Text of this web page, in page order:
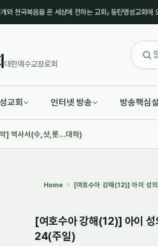
개와 천국복음을 온 세상에 전하는 교회」 동탄명성교회에
대한예수교장로회
교회 인터넷 방송 방송핵심
] 역사서(수,삿,룻...대하)
Home [여호수아 강해(12)] 아이 성
[여호수아 강해(12)] 아이
24(주일)
스케치북5
스케치북5
스케치북5
스케치북5